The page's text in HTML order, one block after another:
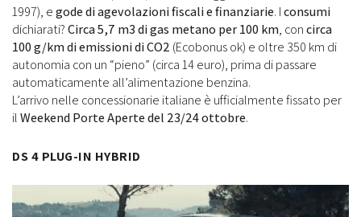
1997), egode di agevolazioni fiscali e finanziarie. Iconsumi
dichiarati?Circa 5,7 m3 di gas metano per 100 km, concirca
100 g/km di emissioni di CO2 (Ecobonus ok) e oltre 350 km di
autonomia con un “pieno” (circa 14 euro), prima di passare
automaticamente all’alimentazione benzina.
L’arrivo nelle concessionarie italiane è ufficialmente fissato per
ilWeekend Porte Aperte del 23/24 ottobre.
DS 4 PLUG-IN HYBRID